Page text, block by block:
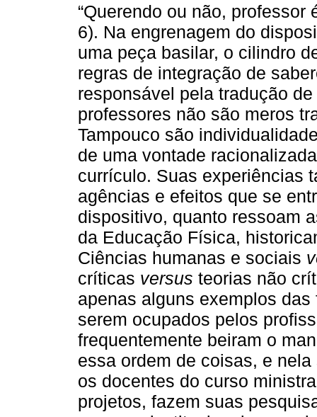
“Querendo ou não, professor
6). Na engrenagem do
uma peça basilar, o cilindro
regras de integração de
responsável pela tradução
professores não são meros
Tampouco são
de uma vontade
currículo. Suas experiências
agências e efeitos que se
dispositivo, quanto ressoam
da Educação Física,
Ciências humanas e sociais
críticas versus teorias não
apenas alguns exemplos
serem ocupados pelos
frequentemente beiram o
essa ordem de coisas, e
os docentes do curso
projetos, fazem suas